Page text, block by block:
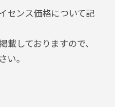
センス価格について記
載しておりますので、
い。